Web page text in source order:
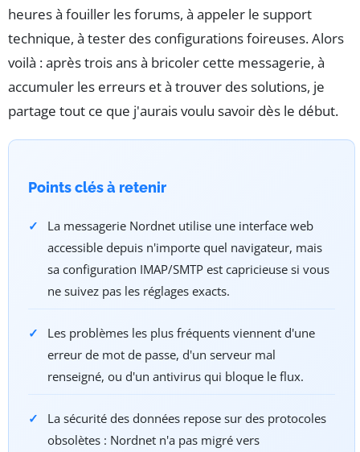
heures à fouiller les forums, à appeler le support
technique, à tester des configurations foireuses. Alors
voilà : après trois ans à bricoler cette messagerie, à
accumuler les erreurs et à trouver des solutions, je
partage tout ce que j'aurais voulu savoir dès le début.
Points clés à retenir
La messagerie Nordnet utilise une interface web
accessible depuis n'importe quel navigateur, mais
sa configuration IMAP/SMTP est capricieuse si vous
ne suivez pas les réglages exacts.
Les problèmes les plus fréquents viennent d'une
erreur de mot de passe, d'un serveur mal
renseigné, ou d'un antivirus qui bloque le flux.
La sécurité des données repose sur des protocoles
obsolètes : Nordnet n'a pas migré vers